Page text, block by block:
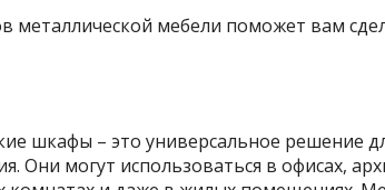
металлической мебели поможет вам
шкафы – это универсальное решение
Они могут использоваться в офисах,